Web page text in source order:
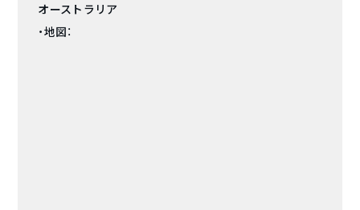
オーストラリア
・地図：